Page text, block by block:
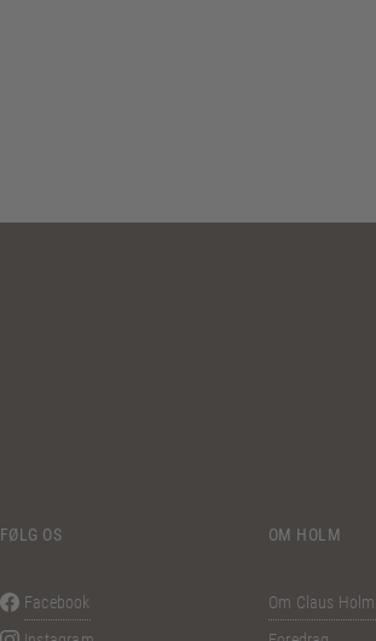
FØLG OS
Facebook
OM HOLM
Om Claus Holm